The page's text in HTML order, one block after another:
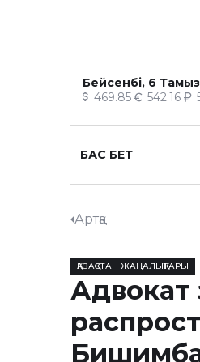
Бейсенбі, 6 Тамыз
469.85 542.16
БАС БЕТ
Артқа
ҚАЗАҚСТАН ЖАҢАЛЫҚТАРЫ
Адвокат